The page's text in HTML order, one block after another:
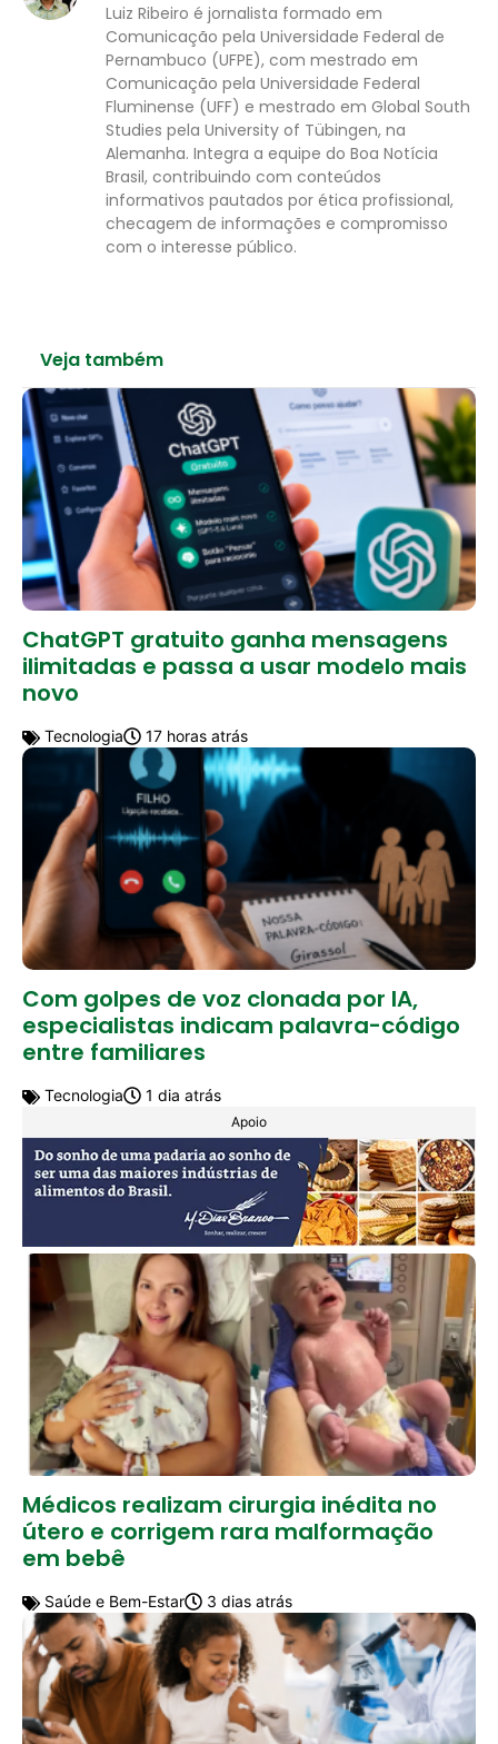
Luiz Ribeiro é jornalista formado em
Comunicação pela Universidade Federal de
Pernambuco (UFPE), com mestrado em
Comunicação pela Universidade Federal
Fluminense (UFF) e mestrado em Global South
Studies pela University of Tübingen, na
Alemanha. Integra a equipe do Boa Notícia
Brasil, contribuindo com conteúdos
informativos pautados por ética profissional,
checagem de informações e compromisso
com o interesse público.
Veja também
ChatGPT gratuito ganha mensagens
ilimitadas e passa a usar modelo mais
novo
Tecnologia 17 horas atrás
Com golpes de voz clonada por IA,
especialistas indicam palavra-código
entre familiares
Tecnologia 1 dia atrás
Apoio
Médicos realizam cirurgia inédita no
útero e corrigem rara malformação
em bebê
Saúde e Bem-Estar 3 dias atrás